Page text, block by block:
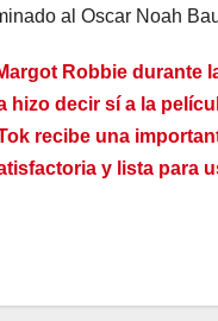
al Oscar Noah
Robbie durante
hizo decir sí a la
recibe una
y lista para